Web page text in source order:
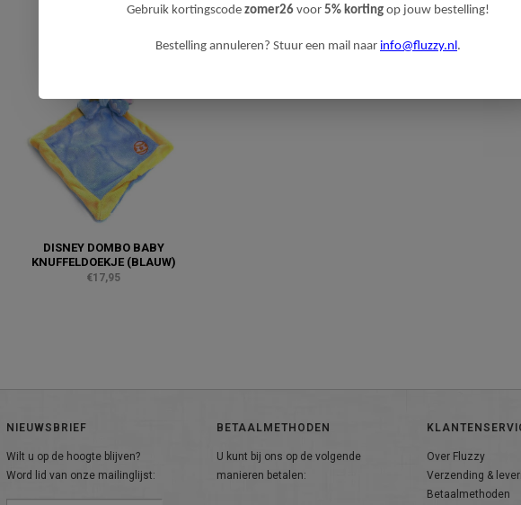
DISNEY DOMBO BABY
KNUFFELDOEKJE (BLAUW)
€17,95
NIEUWSBRIEF
Wilt u op de hoogte blijven?
Word lid van onze mailinglijst:
BETAALMETHODEN
U kunt bij ons op de volgende
manieren betalen:
Over Fluzzy
Verzending &
Betaalmethoden
Gebruik kortingscode zomer26 voor 5% korting op jouw bestelling!
Bestelling annuleren? Stuur een mail naar info@fluzzy.nl .